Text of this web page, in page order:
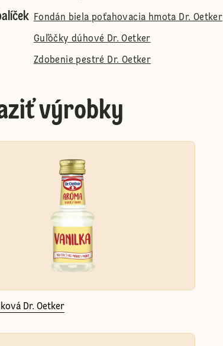
Fondán biela poťahovacia hmota Dr. Oetker
Guľôčky dúhové Dr. Oetker
Zdobenie pestré Dr. Oetker
výrobky
Dr. Oetker